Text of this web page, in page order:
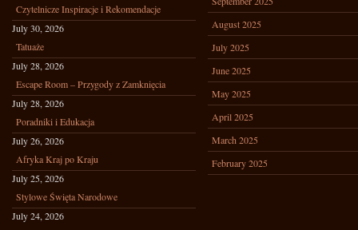
Czytelnicze Inspiracje i Rekomendacje
July 30, 2026
Tatuaże
July 28, 2026
Escape Room – Przygody z Zamknięcia
July 28, 2026
Poradniki i Edukacja
July 26, 2026
Afryka Kraj po Kraju
July 25, 2026
Stylowe Święta Narodowe
July 24, 2026
August 2025
July 2025
June 2025
May 2025
April 2025
March 2025
February 2025